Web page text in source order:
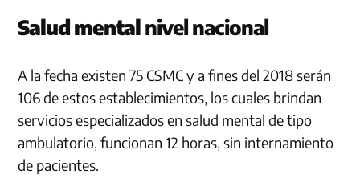
Salud mentalnivel nacional
A la fecha existen 75 CSMC y a fines del 2018 serán
106 de estos establecimientos, los cuales brindan
servicios especializados en salud mental de tipo
ambulatorio, funcionan 12 horas, sin internamiento
de pacientes.